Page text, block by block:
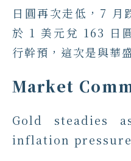
日圓再次走低，7 月
於 1 美元兌 163 日
行幹預，這次是與華
Market
Gold steadies
inflation